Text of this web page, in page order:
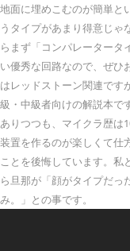
地面に埋めこむのが簡単と
うタイプがあまり得意じゃ
らまず「コンパレータータ
い優秀な回路なので、ぜひ
はレッドストーン関連です
級・中級者向けの解説本で
ありつつも、マイクラ歴は
装置を作るのが楽しくて仕
ことを後悔しています。私
ら旦那が「顔がタイプだっ
み。」との事です。